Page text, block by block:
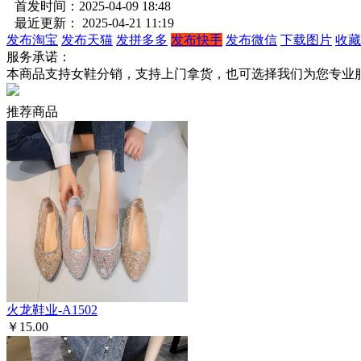
首发时间：2025-04-09 18:48
最近更新： 2025-04-21 11:19
发布淘宝 发布天猫 发拼多多 发布快手 发布微信 下载图片 收
服务承诺：
本商品支持女鞋分销，支持上门拿货，也可选择我们为您专业
推荐商品
火龙鞋业-A1502
￥15.00